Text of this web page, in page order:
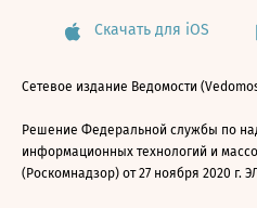
Скачать для iOS
Сетевое издание Ведомости
Решение Федеральной службы по
информационных технологий и
(Роскомнадзор) от 27 ноября 2020 г.